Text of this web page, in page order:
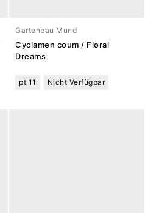
Gartenbau Mund
Cyclamen coum / Floral
Dreams
pt 11 Nicht Verfügbar